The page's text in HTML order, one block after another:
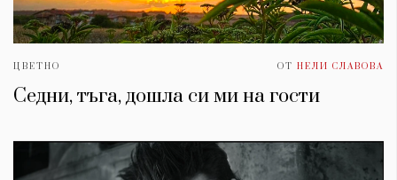
ЦВЕТНО ОТ НЕЛИ СЛАВОВА
Седни, тъга, дошла си ми на гости